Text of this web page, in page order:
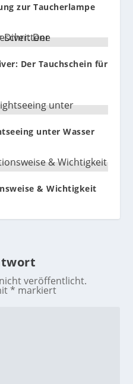
zur Taucherlampe
Der Tauchschein für
unter Wasser
& Wichtigkeit
veröffentlicht.
* markiert